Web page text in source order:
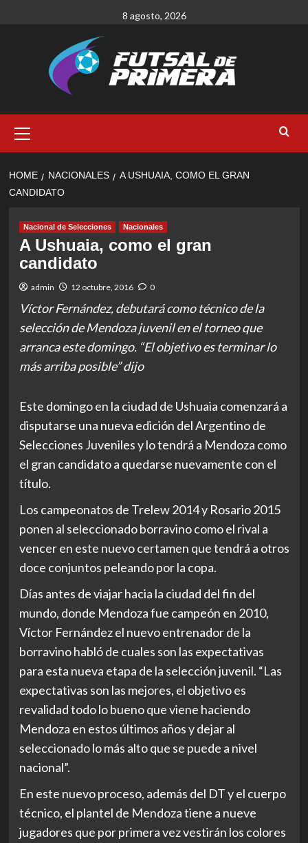
8 agosto, 2026
Menu
HOME NACIONALES
A USHUAIA, COMO EL GRAN
CANDIDATO
Nacional de Selecciones Nacionales
A Ushuaia, como el gran
candidato
admin 12 octubre, 2016 0
Víctor Fernández, debutará como técnico de la
selección de Mendoza juvenil en el torneo que
arranca este domingo. “El objetivo es terminar lo
más arriba posible” dijo
Este domingo en la ciudad de Ushuaia comenzará a
disputarse una nueva edición del Argentino de
Selecciones Juveniles y lo tendrá a Mendoza como
el gran candidato a quedarse nuevamente con el
título.
Los campeonatos de Trelew 2014 y Rosario 2015
ponen al seleccionado borravino como el rival a
vencer en este nuevo certamen que tendrá a otros
doce conjuntos peleando por la copa.
Días antes de viajar hacia la ciudad del fin del
mundo, donde Mendoza fue campeón en 2010,
Víctor Fernández el nuevo entrenador de la
borravino habló de cuales son las expectativas
para esta nueva etapa de la selección juvenil. “Las
expectativas son las mejores, el objetivo es
revalidad todo lo bueno que viene haciendo
Mendoza en estos últimos años y dejar al
seleccionado lo más alto que se puede a nivel
nacional”.
En este nuevo proceso, además del DT y el cuerpo
técnico, el plantel de Mendoza tiene a nueve
jugadores que por primera vez vestirán los colores